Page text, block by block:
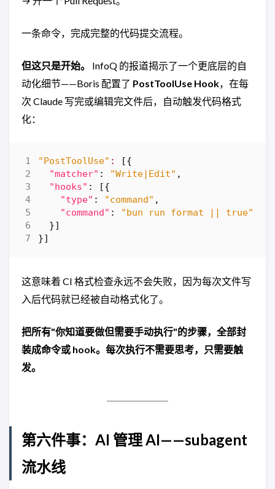
一条命令，完成完整的代码提交流程。
但这只是开始。
InfoQ 的报道揭示了一个更底层的自
动化细节——Boris 配置了 PostToolUse Hook，在每
次 Claude 写完或编辑完文件后，自动触发代码格式
化：
"PostToolUse" :
[{
"matcher" : "Write|Edit" ,
"hooks" :
[{
"type" : "command" ,
"command" :
"bun run format || true"
}]
}]
这意味着 CI 格式检查永远不会失败，因为每次文件写
入后代码就已经被自动格式化了。
把所有"你知道要做但需要手动执行"的步骤，全部封
装成命令或 hook。每次执行不需要思考，只需要触
发。
第六件事：AI 管理 AI——subagent
流水线